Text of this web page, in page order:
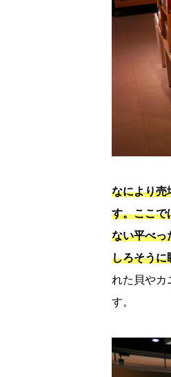
なにより売
す。ここで
ない平べっ
しろそうに
れた貝やカ
す。